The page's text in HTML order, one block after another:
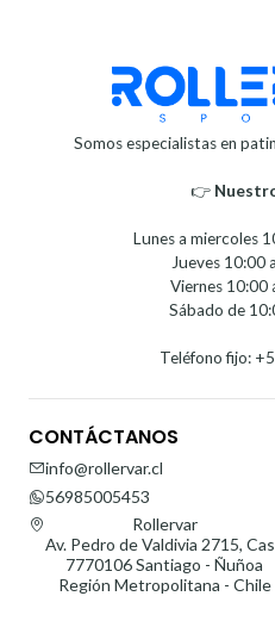
Somos especialistas en
👉
Lunes a miercoles
Jueves 10:00
Viernes 10:00
Sábado de
Teléfono fijo:
CONTÁCTANOS
info@rollervar.cl
56985005453
Rollervar
Av. Pedro de Valdivia 2715,
7770106 Santiago - Ñuñoa
Región Metropolitana - Chile